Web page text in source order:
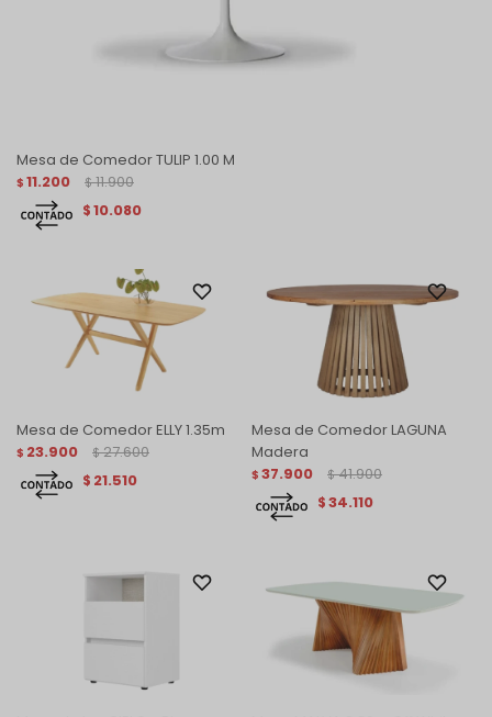
Mesa de Comedor TULIP 1.00 M
$ 11.200 $ 11.900
$10.080
Mesa de Comedor ELLY 1.35m
$ 23.900 $ 27.600
$ 21.510
Mesa de Comedor LAGUNA
Madera
$ 37.900 $ 41.900
$34.110